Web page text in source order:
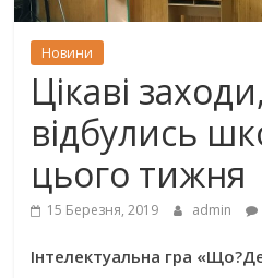
Новини
Цікаві
відбулись
цього тижня
15 Березня, 2019 admin
Інтелектуальна гра